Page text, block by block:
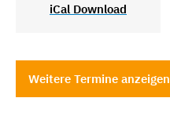
iCal Download
Weitere Termine anzeigen